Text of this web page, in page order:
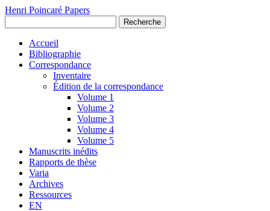
Henri Poincaré Papers
Recherche
Accueil
Bibliographie
Correspondance
Inventaire
Édition de la correspondance
Volume 1
Volume 2
Volume 3
Volume 4
Volume 5
Manuscrits inédits
Rapports de thèse
Varia
Archives
Ressources
EN